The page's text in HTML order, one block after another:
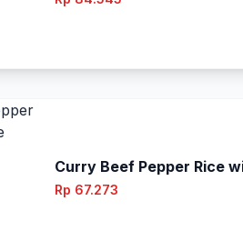
Curry Beef Pepper Rice
Rp 67.273